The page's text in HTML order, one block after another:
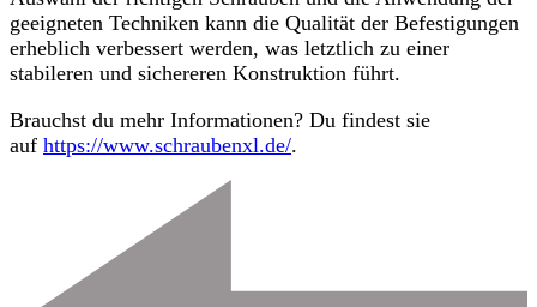
geeigneten Techniken kann die Qualität der Befestigungen
erheblich verbessert werden, was letztlich zu einer
stabileren und sichereren Konstruktion führt.
Brauchst du mehr Informationen? Du findest sie
auf https://www.schraubenxl.de/.
Beitragsnavigation